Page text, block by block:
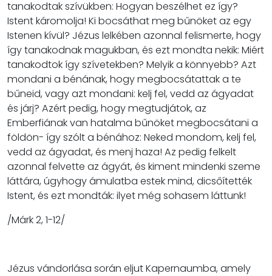
tanakodtak szívükben: Hogyan beszélhet ez így?
Istent káromolja! Ki bocsáthat meg bűnöket az egy
Istenen kívül? Jézus lelkében azonnal felismerte, hogy
így tanakodnak magukban, és ezt mondta nekik: Miért
tanakodtok így szívetekben? Melyik a könnyebb? Azt
mondani a bénának, hogy megbocsátattak a te
bűneid, vagy azt mondani: kelj fel, vedd az ágyadat
és járj? Azért pedig, hogy megtudjátok, az
Emberfiának van hatalma bűnöket megbocsátani a
földön- így szólt a bénához: Neked mondom, kelj fel,
vedd az ágyadat, és menj haza! Az pedig felkelt
azonnal felvette az ágyát, és kiment mindenki szeme
láttára, úgyhogy ámulatba estek mind, dicsőítették
Istent, és ezt mondták: ilyet még sohasem láttunk!
/Márk 2, 1-12/
Jézus vándorlása során eljut Kapernaumba, amely